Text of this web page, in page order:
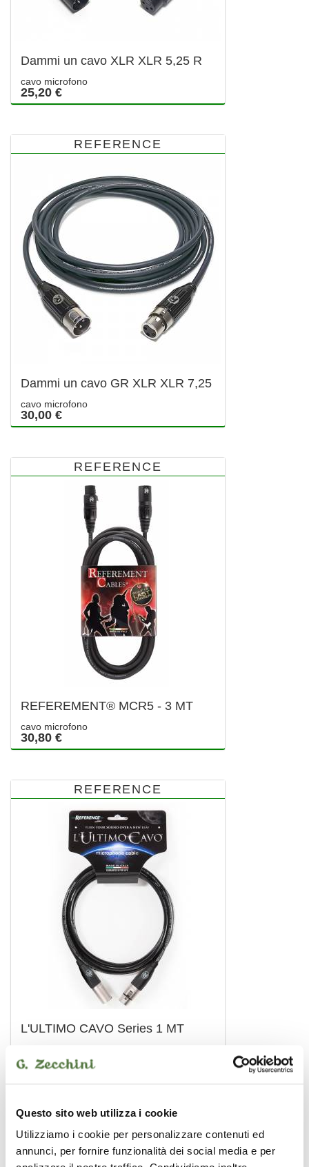
Questo sito web utilizza i cookie
Utilizziamo i cookie per personalizzare contenuti ed
annunci, per fornire funzionalità dei social media e per
Dammi un cavo XLR XLR 5,25 R
cavo microfono
25,20 €
REFERENCE
Dammi un cavo GR XLR XLR 7,25
cavo microfono
30,00 €
REFERENCE
REFEREMENT® MCR5 - 3 MT
cavo microfono
30,80 €
REFERENCE
L'ULTIMO CAVO Series 1 MT
39,20 €
REFERENCE